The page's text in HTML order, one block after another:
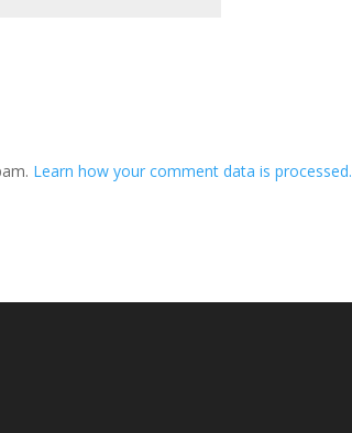
Learn how your comment data is processed.